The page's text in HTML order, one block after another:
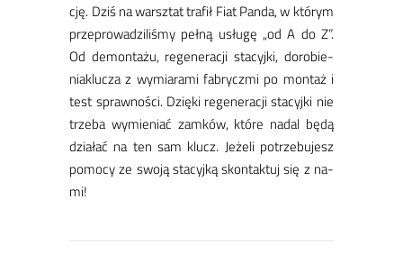
cję. ​Dziś na warsz­tat tra­fił Fiat Pan­da, w któ­rym
prze­pro­wa­dzi­li­śmy peł­ną usłu­gę „od A do Z”.
Od de­mon­ta­żu, re­ge­ne­ra­cji sta­cyj­ki, do­ro­bie­
nia­klu­cza z wy­mia­ra­mi fa­brycz­mi po mon­taż i
test spraw­no­ści. Dzię­ki re­ge­ne­ra­cji sta­cyj­ki nie
trze­ba wy­mie­niać zam­ków, któ­re na­dal bę­dą
dzia­łać na ten sam klucz. Je­że­li po­trze­bu­jesz
po­mo­cy ze swo­ją sta­cyj­ką skon­tak­tuj się z na­
mi!